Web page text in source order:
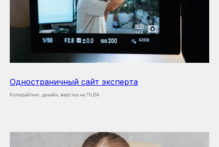
Одностраничный сайт эксперта
Копирайтинг, дизайн, верстка на TILDA